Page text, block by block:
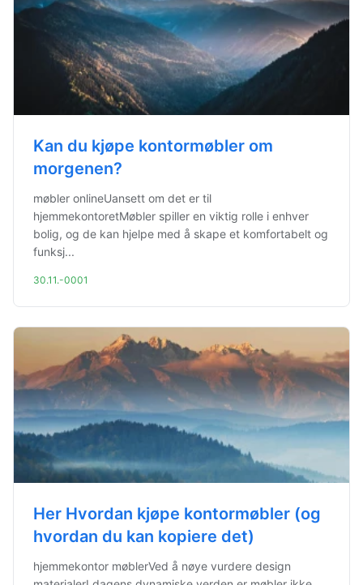
Kan du kjøpe kontormøbler om
morgenen?
møbler onlineUansett om det er til
hjemmekontoretMøbler spiller en viktig rolle i enhver
bolig, og de kan hjelpe med å skape et komfortabelt og
funksj...
30.11.-0001
Her Hvordan kjøpe kontormøbler (og
hvordan du kan kopiere det)
hjemmekontor møblerVed å nøye vurdere design